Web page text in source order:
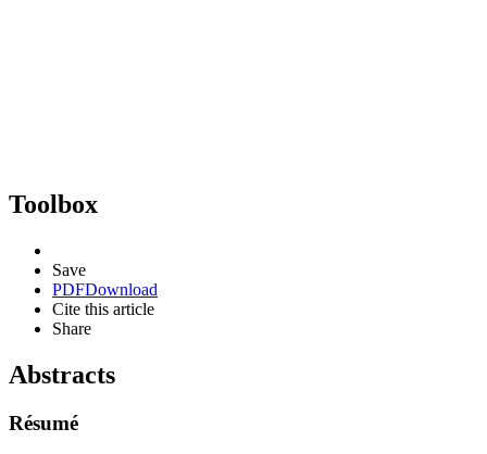
Toolbox
Save
PDFDownload
Cite this article
Share
Abstracts
Résumé